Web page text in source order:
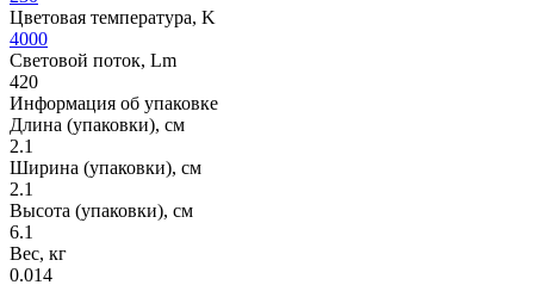
Цветовая температура, K
4000
Световой поток, Lm
420
Информация об упаковке
Длина (упаковки), см
2.1
Ширина (упаковки), см
2.1
Высота (упаковки), см
6.1
Вес, кг
0.014